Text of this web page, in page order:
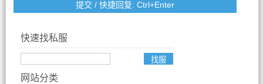
快速找私服
网站分类